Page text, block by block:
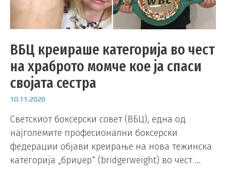
ВБЦ креираше категорија во чест
на храброто момче кое ја спаси
својата сестра
10.11.2020
Светскиот боксерски совет (ВБЦ), една од
најголемите професионални боксерски
федерации објави креирање на нова тежинска
категорија „бриџер“ (bridgerweight) во чест …